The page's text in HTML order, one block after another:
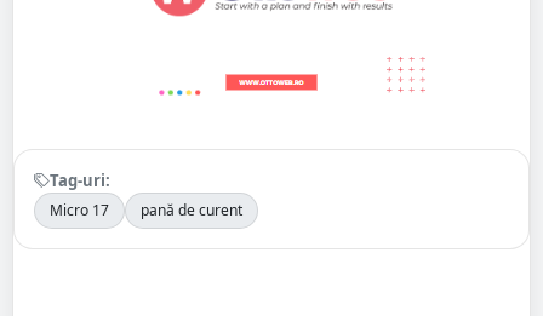
Tag-uri:
Micro 17 pană de curent